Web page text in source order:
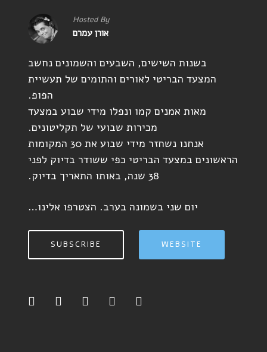
Hosted By
אורן עמרם
בשנות השישים, השבעים והשמונים נחשב
המצעד הבריטי לאורים והתומים של תעשיית
הפופ.
מאות אמנים קמו ונפלו מידי שבוע במצעד
מכירות שבועי של תקליטונים.
אנחנו נשחזר מידי שבוע את 30 המקומות
הראשונים במצעד הבריטי כפי ששודר בדיוק לפני
38 שנה, באותו התאריך בדיוק.
יום שני בשמונה בערב. הצטרפו אלינו…
WEBSITE
SUBSCRIBE